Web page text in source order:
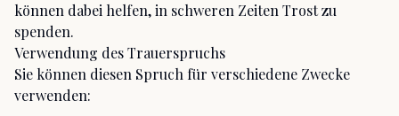
können dabei helfen, in schweren Zeiten Trost zu
spenden.
Verwendung des Trauerspruchs
Sie können diesen Spruch für verschiedene Zwecke
verwenden: